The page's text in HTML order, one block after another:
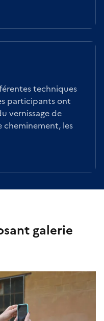
techniques
participants ont
vernissage de
cheminement, les
galerie